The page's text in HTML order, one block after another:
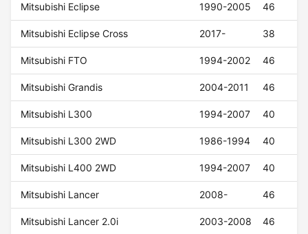
Mitsubishi Eclipse 1990-2005 46
Mitsubishi Eclipse Cross 2017- 38
Mitsubishi FTO 1994-2002 46
Mitsubishi Grandis 2004-2011 46
Mitsubishi L300 1994-2007 40
Mitsubishi L300 2WD 1986-1994 40
Mitsubishi L400 2WD 1994-2007 40
Mitsubishi Lancer 2008- 46
Mitsubishi Lancer 2.0i 2003-2008 46